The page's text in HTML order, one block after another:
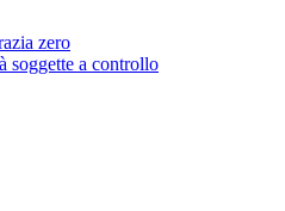
zero
soggette a controllo